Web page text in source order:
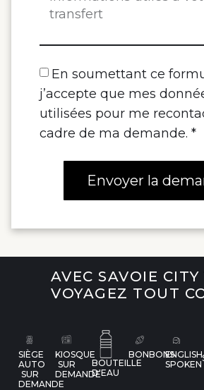
En soumettant ce
j’accepte que mes
utilisées pour me
cadre de ma demande. *
Envoyer la
AVEC SAVOIE CITY
VOYAGEZ TOUT
SIÈGE
AUTO
SUR
DEMANDE
KIOSQUE
SUR
DEMANDE
BOUTEILLE
D'EAU
BONBONSENGLISH
SPOKEN